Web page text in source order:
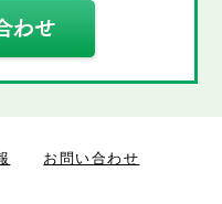
お問い合わせ